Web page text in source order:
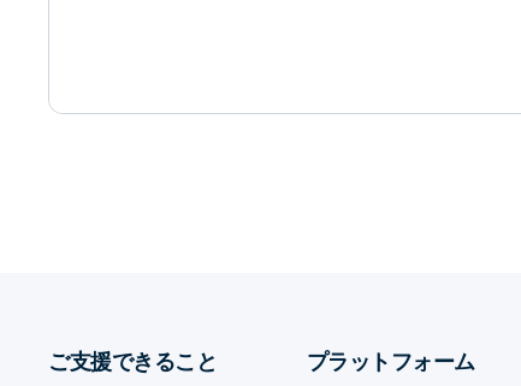
ご支援できること プラットフォーム